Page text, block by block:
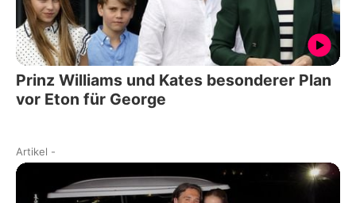
Prinz Williams und Kates besonderer Plan
vor Eton für George
Artikel -